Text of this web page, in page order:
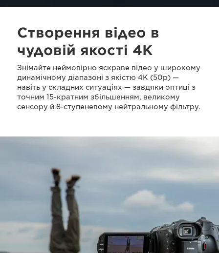
Створення відео в
чудовій якості 4K
Знімайте неймовірно яскраве відео у широкому
динамічному діапазоні з якістю 4K (50p) —
навіть у складних ситуаціях — завдяки оптиці з
точним 15-кратним збільшенням, великому
сенсору й 8-ступеневому нейтральному фільтру.